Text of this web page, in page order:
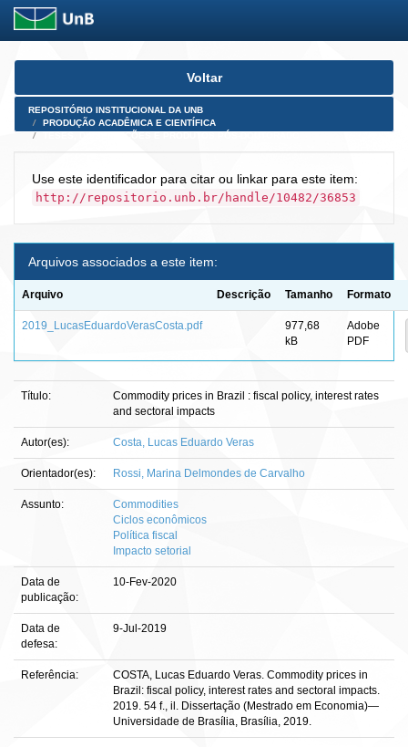
Skip
Voltar
REPOSITÓRIO INSTITUCIONAL DA UNB
PRODUÇÃO ACADÊMICA E CIENTÍFICA
Use este identificador para citar ou linkar para este item:
http://repositorio.unb.br/handle/10482/36853
Arquivos associados a este item:
Arquivo Descrição Tamanho Formato
2019_LucasEduardoVerasCosta.pdf
977,68
kB
Adobe
PDF
Título:
Commodity prices in Brazil : fiscal policy, interest rates
and sectoral impacts
Autor(es): Costa, Lucas Eduardo Veras
Orientador(es): Rossi, Marina Delmondes de Carvalho
Assunto:
Commodities
Ciclos econômicos
Política fiscal
Impacto setorial
Data de
publicação:
10-Fev-2020
Data de
defesa:
9-Jul-2019
Referência:
COSTA, Lucas Eduardo Veras. Commodity prices in
Brazil: fiscal policy, interest rates and sectoral impacts.
2019. 54 f., il. Dissertação (Mestrado em Economia)—
Universidade de Brasília, Brasília, 2019.